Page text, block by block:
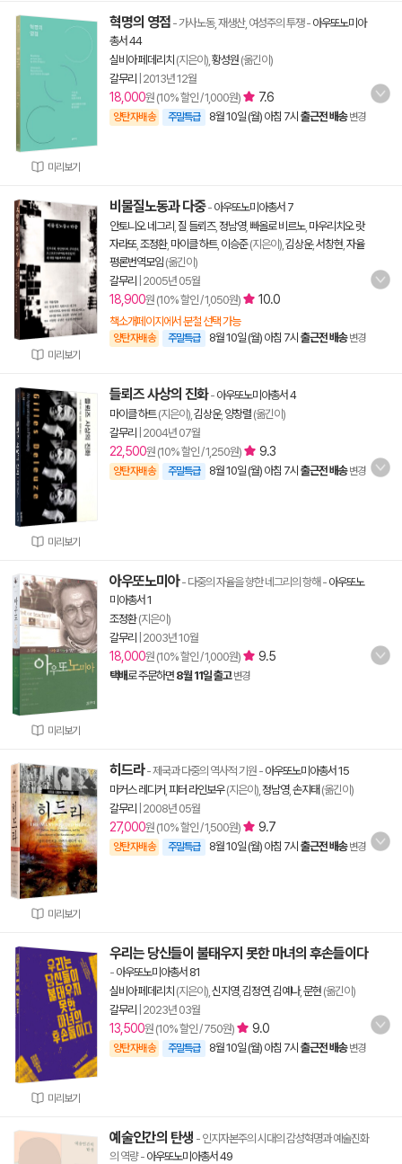
미리보기
혁명의 영점 - 가사노동, 재생산, 여성주의 투쟁- 아우또노미아
총서 44
실비아 페데리치 (지은이), 황성원 (옮긴이)
갈무리
2013년 12월
18,000원 (10% 할인 / 1,000원) 7.6
양탄자배송 주말특급 8월 10일 (월) 아침 7시 출근전 배송 변경
미리보기
비물질노동과 다중- 아우또노미아총서 7
안토니오 네그리 질 들뢰즈, 정남영, 빠올로 비르노, 마우리치오 랏
자라또, 조정환, 마이클 하트, 이승준(지은이), 김상운,서창현 자율
평론번역모임 (옮긴이)
갈무리
2005년 05월
18,900원 (10% 할인 / 1,050원) 10.0
책소개페이지에서 분철 선택 가능
양탄자배송 주말특급 8월 10일 (월) 아침 7시 출근전 배송 변경
미리보기
들뢰즈 사상의 진화- 아우또노미아총서 4
마이클 하트(지은이), 김상운, 양창렬 (옮긴이)
갈무리
2004년 07월
22,500원 (10% 할인 / 1,250원) 9.3
양탄자배송 주말특급 8월 10일 (월) 아침 7시 출근전 배송 변경
미리보기
아우또노미아- 다중의 자율을 향한 네그리의 항해 - 아우또노
미아총서 1
조정환(지은이)
갈무리
2003년 10월
18,000원 (10% 할인 / 1,000원) 9.5
택배로 주문하면 8월 11일 출고 변경
미리보기
히드라- 제국과 다중의 역사적 기원 - 아우또노미아총서 15
마커스 레디커 피터 라인보우(지은이), 정남영, 손지태 (옮긴이)
갈무리
2008년 05월
27,000원 (10% 할인 / 1,500원) 9.7
양탄자배송 주말특급 8월 10일 (월) 아침 7시 출근전 배송 변경
미리보기
우리는 당신들이 불태우지 못한 마녀의 후손들이다
- 아우또노미아총서 81
실비아 페데리치 (지은이), 신지영, 김정연, 김예나,문현 (옮긴이)
갈무리
2023년 03월
13,500원 (10% 할인 / 750원) 9.0
양탄자배송 주말특급 8월 10일 (월) 아침 7시 출근전 배송 변경
예술인간의 탄생 - 인지자본주의 시대의 감성혁명과 예술진화
의 역량- 아우또노미아총서 49